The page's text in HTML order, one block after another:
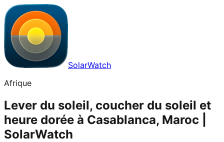
SolarWatch
Afrique
Lever du soleil, coucher du soleil et
heure dorée à Casablanca, Maroc |
SolarWatch